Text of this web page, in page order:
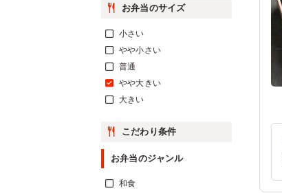
お弁当のサイズ
小さい
やや小さい
普通
やや大きい
大きい
こだわり条件
お弁当のジャンル
和食